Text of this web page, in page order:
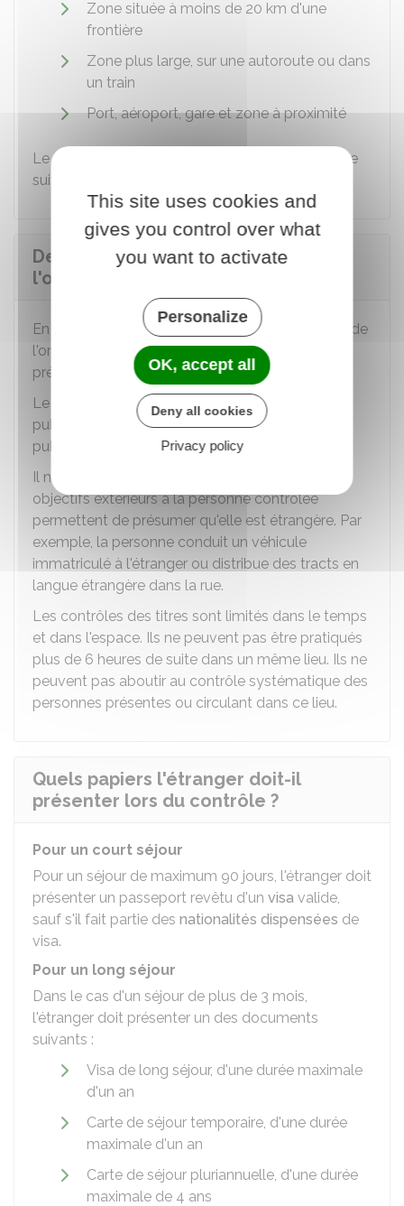
Zone située à moins de 20 km d'une
frontière
Zone plus large, sur une autoroute ou dans
un train
Port, aéroport, gare et zone à proximité
Le contrôle peut durer au maximum 12 heures de
suite dans un même lieu.
De quel autre contrôle peut faire
l'objet un étranger ?
En dehors de tout contrôle d'identité, les forces de
l'ordre peuvent inviter un étranger majeur à
présenter ses papiers.
Le contrôle ne peut avoir lieu que sur la voie
publique, dans des lieux publics ou ouverts au
public (gares, aéroports, cafés, etc.).
Il ne peut être effectué que si des éléments
objectifs extérieurs à la personne contrôlée
permettent de présumer qu'elle est étrangère. Par
exemple, la personne conduit un véhicule
immatriculé à l'étranger ou distribue des tracts en
langue étrangère dans la rue.
Les contrôles des titres sont limités dans le temps
et dans l'espace. Ils ne peuvent pas être pratiqués
plus de 6 heures de suite dans un même lieu. Ils ne
peuvent pas aboutir au contrôle systématique des
personnes présentes ou circulant dans ce lieu.
Quels papiers l'étranger doit-il
présenter lors du contrôle ?
Pour un court séjour
Pour un séjour de maximum 90 jours, l'étranger doit
présenter un passeport revêtu d'un visa valide,
sauf s'il fait partie des nationalités dispensées de
visa.
Pour un long séjour
Dans le cas d'un séjour de plus de 3 mois,
l'étranger doit présenter un des documents
suivants :
Visa de long séjour, d'une durée maximale
d'un an
Carte de séjour temporaire, d'une durée
maximale d'un an
Carte de séjour pluriannuelle, d'une durée
maximale de 4 ans
This site uses cookies and
gives you control over what
you want to activate
Personalize
OK, accept all
Deny all cookies
Privacy policy